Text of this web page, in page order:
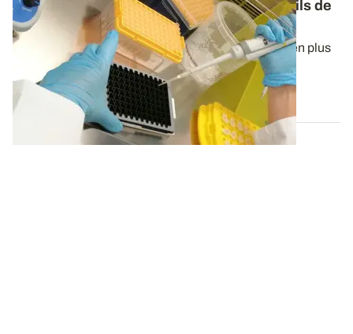
Produits de biocontrôle : de nouveaux outils de
suivi pour une meilleure efficacité ?
Les micro-organismes de biocontrôle sont de plus en plus
utilisés dans la protection des...
27 JUIN 2023